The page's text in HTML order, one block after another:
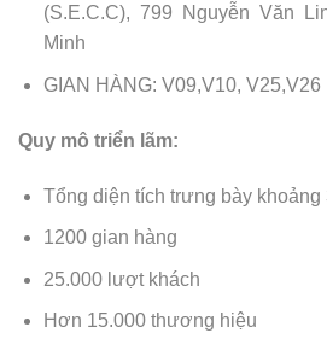
(S.E.C.C), 799 Nguyễn Văn
Minh
GIAN HÀNG: V09,V10, V25,V26
Quy mô triển lãm:
Tổng diện tích trưng bày khoảng
1200 gian hàng
25.000 lượt khách
Hơn 15.000 thương hiệu